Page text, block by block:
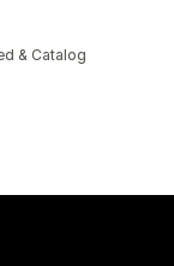
& Catalog